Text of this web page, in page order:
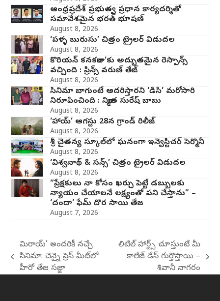
ఆంధ్రప్రదేశ్ ప్రభుత్వ ప్రధాన కార్యదర్శితో
సమావేశమైన భరత్ భూషణ్
August 8, 2026
‘పళ్ళ బురుసు’ చిత్రం ట్రైలర్ విడుదల
August 8, 2026
కొరియన్ కనకరాజు’కు అద్భుతమైన రెస్పాన్స్
వచ్చింది : ప్రిన్స్ వరుణ్ తేజ్
August 8, 2026
సినిమా బాగుంటే ఆదరిస్తారని ‘డిసి’ మరోసారి
నిరూపించింది : నిర్మాత సురేష్ బాబు
August 8, 2026
‘హాయ్’ ఆగస్టు 28న గ్రాండ్ రిలీజ్
August 8, 2026
శ్రీ చైతన్య స్కూల్‌లో ఘనంగా ఇన్వెస్టిచర్‌ సెర్మొనీ
August 8, 2026
‘విశ్వనాథ్ & సన్స్’ చిత్రం ట్రైలర్ విడుదల
August 8, 2026
“ప్రేక్షకులు నా కోసం ఖర్చు పెట్టే డబ్బులకు
న్యాయం చేయాలనే లక్ష్యంతో పని చేస్తాను” –
‘దందా’ ఫేమ్ దొర సాయి తేజ
August 7, 2026
previous
post:
మిరాయ్‌’ అందరికీ నచ్చే
సినిమా: చెన్నై ప్రెస్ మీట్‌లో
హీరో తేజ సజ్జా
next
post:
లిటిల్ హార్ట్స్ చూస్తుంటే మీ
కాలేజ్ డేస్ గుర్తొస్తాయి –
శివానీ నాగరం